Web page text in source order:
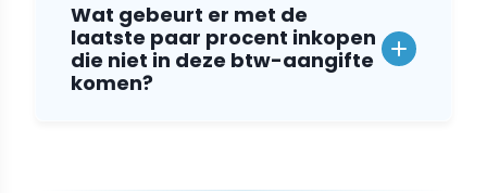
Wat gebeurt er met de
laatste paar procent inkopen
die niet in deze btw-aangifte
komen?